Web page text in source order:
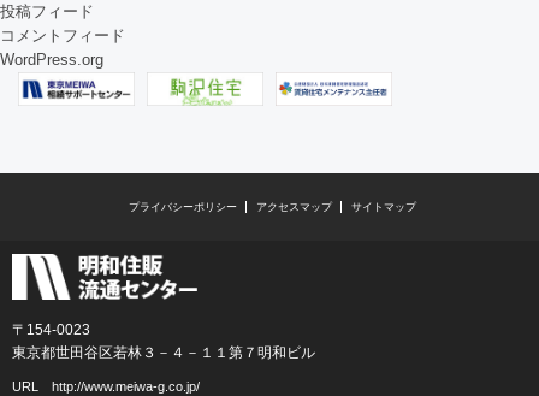
投稿フィード
コメントフィード
WordPress.org
プライバシーポリシー アクセスマップ サイトマップ
〒154-0023
東京都世田谷区若林３－４－１１第７明和ビル
URL http://www.meiwa-g.co.jp/